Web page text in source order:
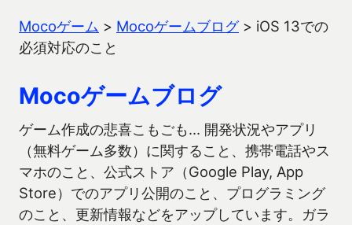
Mocoゲーム > Mocoゲームブログ> iOS 13での
必須対応のこと
Mocoゲームブログ
ゲーム作成の悲喜こもごも… 開発状況やアプリ
（無料ゲーム多数）に関すること、携帯電話やス
マホのこと、公式ストア（Google Play, App
Store）でのアプリ公開のこと、プログラミング
のこと、更新情報などをアップしています。ガラ